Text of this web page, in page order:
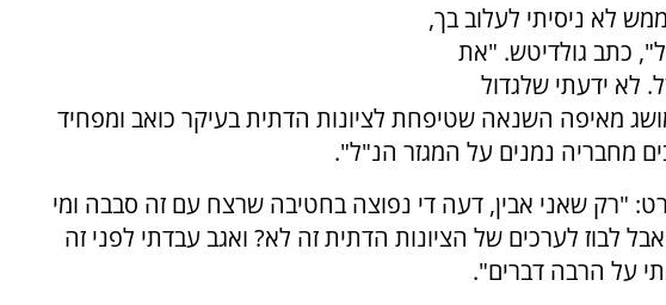
לא ניסיתי לעלוב בך,
כתב גולדיטש. "את
לא ידעתי שלגדול
מאיפה השנאה שטיפחת לציונות הדתית בעיקר כואב ומפחיד
מחבריה נמנים על המגזר הנ"ל".
"רק שאני אבין, דעה די נפוצה בחטיבה שרצח עם זה סבבה ומי
לבוז לערכים של הציונות הדתית זה לא? ואגב עבדתי לפני זה
על הרבה דברים".